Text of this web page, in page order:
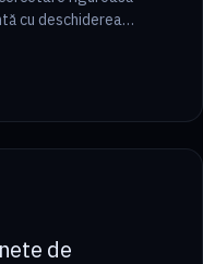
cu deschiderea
6 min
de